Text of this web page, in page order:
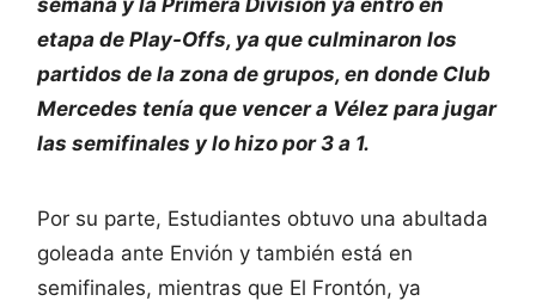
etapa de Play-Offs, ya que culminaron los
partidos de la zona de grupos, en donde Club
Mercedes tenía que vencer a Vélez para jugar
las semifinales y lo hizo por 3 a 1.
Por su parte, Estudiantes obtuvo una abultada
goleada ante Envión y también está en
semifinales, mientras que El Frontón, ya